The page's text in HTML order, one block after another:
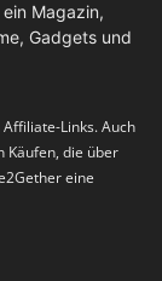
Magazin,
Gadgets und
Links. Auch
Käufen, die über
eine